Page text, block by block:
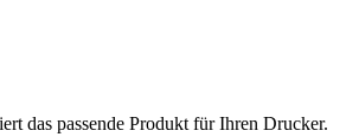
das passende Produkt für Ihren Drucker.